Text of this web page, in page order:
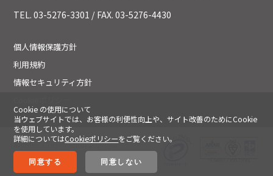
Cookie の使用について
当ウェブサイトでは、お客様の利便性向上や、サイト改善のためにCookie
を使用しています。
詳細についてはCookieポリシーをご覧ください。
同意する 同意しない
TEL. 03-5276-3301 / FAX. 03-5276-4430
個人情報保護方針
利用規約
情報セキュリティ方針
©jintec Corporation 2020. All
Rights Reserved.